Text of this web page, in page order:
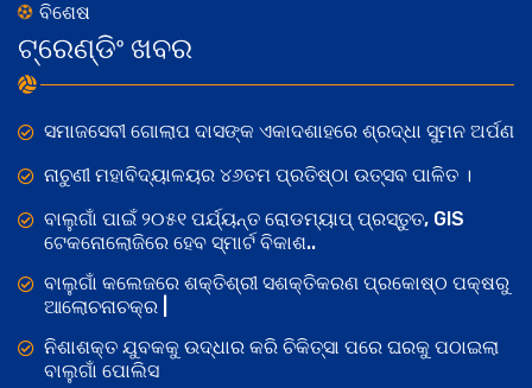
ବିଶେଷ
ଟ୍ରେଣ୍ଡିଂ ଖବର
ସମାଜସେବୀ ଗୋଲାପ ଦାସଙ୍କ ଏକାଦଶାହରେ ଶ୍ରଦ୍ଧା ସୁମନ ଅର୍ପଣ
ନାଚୁଣୀ ମହାବିଦ୍ୟାଳୟର ୪୬ତମ ପ୍ରତିଷ୍ଠା ଉତ୍ସବ ପାଳିତ ।
ବାଲୁଗାଁ ପାଇଁ ୨୦୫୧ ପର୍ଯ୍ୟନ୍ତ ରୋଡମ୍ୟାପ୍ ପ୍ରସ୍ତୁତ, GIS
ଟେକନୋଲୋଜିରେ ହେବ ସ୍ମାର୍ଟ ବିକାଶ..
ବାଲୁଗାଁ କଲେଜରେ ଶକ୍ତିଶ୍ରୀ ସଶକ୍ତିକରଣ ପ୍ରକୋଷ୍ଠ ପକ୍ଷରୁ
ଆଲୋଚନାଚକ୍ର |
ନିଶାଶକ୍ତ ଯୁବକକୁ ଉଦ୍ଧାର କରି ଚିକିତ୍ସା ପରେ ଘରକୁ ପଠାଇଲା
ବାଲୁଗାଁ ପୋଲିସ